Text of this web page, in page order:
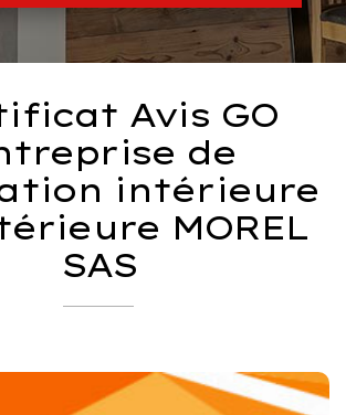
Avis GO
de
intérieure
MOREL
SAS